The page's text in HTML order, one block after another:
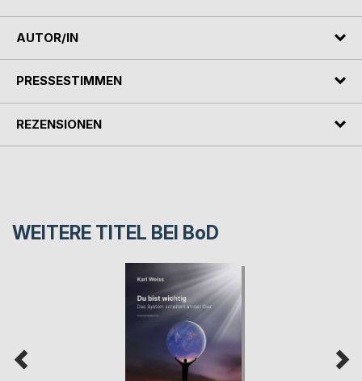
AUTOR/IN
PRESSESTIMMEN
REZENSIONEN
WEITERE TITEL BEI BoD